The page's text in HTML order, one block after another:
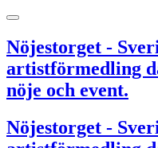
Nöjestorget -
artistförmedling
nöje och event.
Nöjestorget -